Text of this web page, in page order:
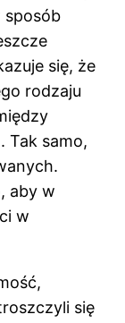
sposób
się, że
rodzaju
Tak samo,
aby w
w
się